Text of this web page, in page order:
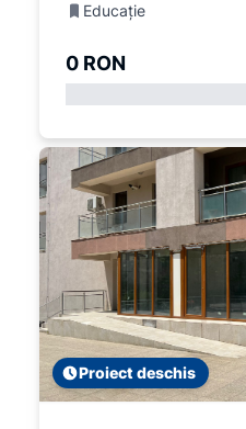
Educație
0 RON
Proiect deschis